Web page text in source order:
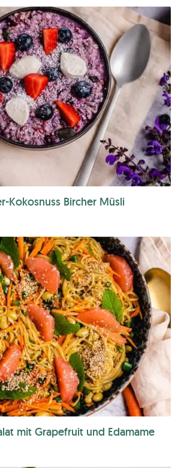
Kokosnuss Bircher Müsli
mit Grapefruit und Edamame